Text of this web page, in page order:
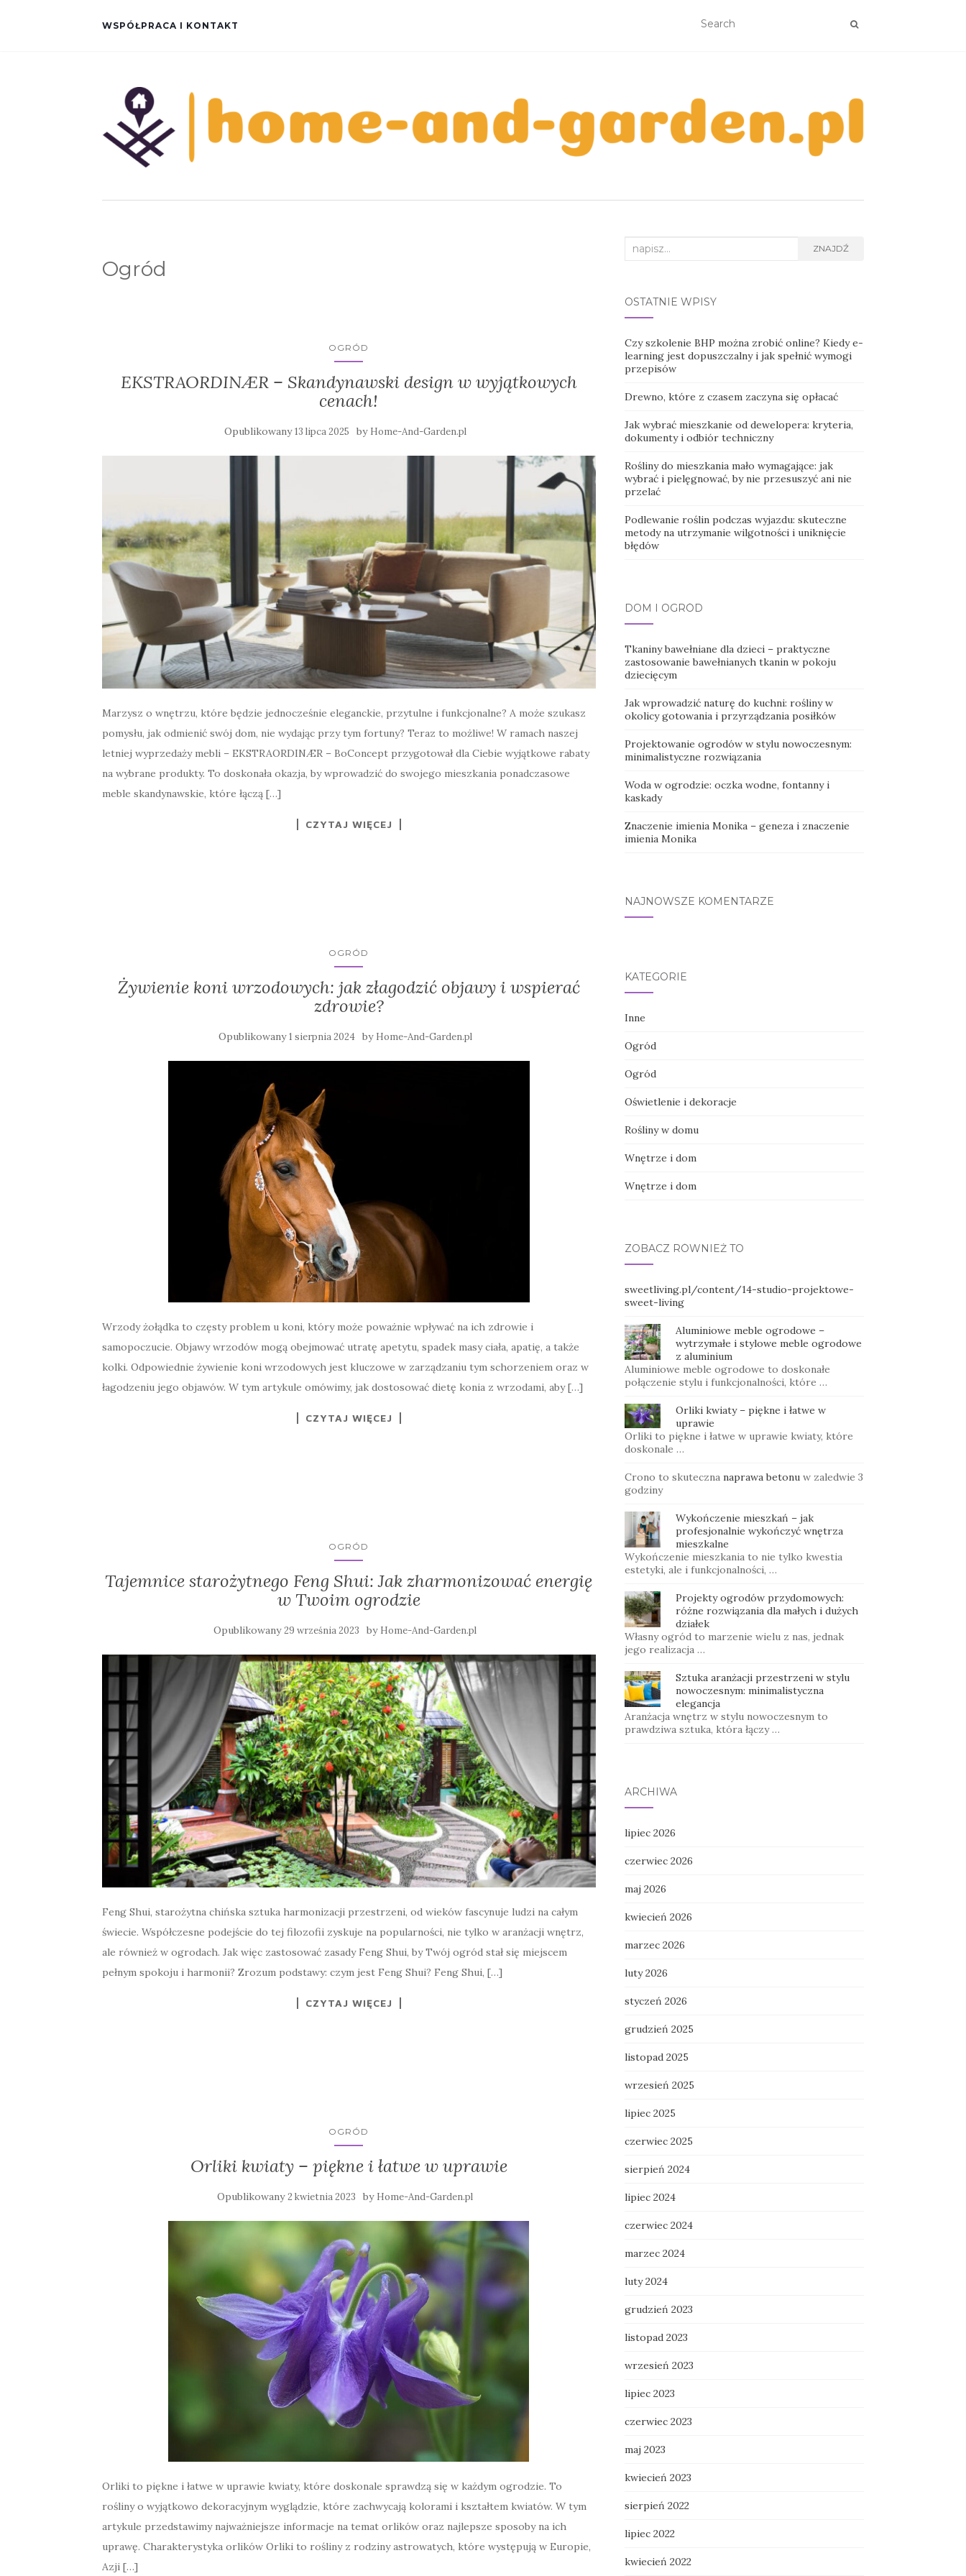
WSPÓŁPRACA I KONTAKT
Ogród
OGRÓD
EKSTRAORDINÆR – Skandynawski design w wyjątkowych
cenach!
Opublikowany13 lipca 2025 by Home-And-Garden.pl
Marzysz o wnętrzu, które będzie jednocześnie eleganckie, przytulne i funkcjonalne? A może szukasz
pomysłu, jak odmienić swój dom, nie wydając przy tym fortuny? Teraz to możliwe! W ramach naszej
letniej wyprzedaży mebli – EKSTRAORDINÆR – BoConcept przygotował dla Ciebie wyjątkowe rabaty
na wybrane produkty. To doskonała okazja, by wprowadzić do swojego mieszkania ponadczasowe
meble skandynawskie, które łączą […]
CZYTAJ WIĘCEJ
OGRÓD
Żywienie koni wrzodowych: jak złagodzić objawy i wspierać
zdrowie?
Opublikowany1 sierpnia 2024 by Home-And-Garden.pl
Wrzody żołądka to częsty problem u koni, który może poważnie wpływać na ich zdrowie i
samopoczucie. Objawy wrzodów mogą obejmować utratę apetytu, spadek masy ciała, apatię, a także
kolki. Odpowiednie żywienie koni wrzodowych jest kluczowe w zarządzaniu tym schorzeniem oraz w
łagodzeniu jego objawów. W tym artykule omówimy, jak dostosować dietę konia z wrzodami, aby […]
CZYTAJ WIĘCEJ
OGRÓD
Tajemnice starożytnego Feng Shui: Jak zharmonizować energię
w Twoim ogrodzie
Opublikowany29 września 2023 by Home-And-Garden.pl
Feng Shui, starożytna chińska sztuka harmonizacji przestrzeni, od wieków fascynuje ludzi na całym
świecie. Współczesne podejście do tej filozofii zyskuje na popularności, nie tylko w aranżacji wnętrz,
ale również w ogrodach. Jak więc zastosować zasady Feng Shui, by Twój ogród stał się miejscem
pełnym spokoju i harmonii? Zrozum podstawy: czym jest Feng Shui? Feng Shui, […]
CZYTAJ WIĘCEJ
OGRÓD
Orliki kwiaty – piękne i łatwe w uprawie
Opublikowany2 kwietnia 2023 by Home-And-Garden.pl
Orliki to piękne i łatwe w uprawie kwiaty, które doskonale sprawdzą się w każdym ogrodzie. To
rośliny o wyjątkowo dekoracyjnym wyglądzie, które zachwycają kolorami i kształtem kwiatów. W tym
artykule przedstawimy najważniejsze informacje na temat orlików oraz najlepsze sposoby na ich
uprawę. Charakterystyka orlików Orliki to rośliny z rodziny astrowatych, które występują w Europie,
Azji […]
Search
ZNAJDŹ
OSTATNIE WPISY
Czy szkolenie BHP można zrobić online? Kiedy e-
learning jest dopuszczalny i jak spełnić wymogi
przepisów
Drewno, które z czasem zaczyna się opłacać
Jak wybrać mieszkanie od dewelopera: kryteria,
dokumenty i odbiór techniczny
Rośliny do mieszkania mało wymagające: jak
wybrać i pielęgnować, by nie przesuszyć ani nie
przelać
Podlewanie roślin podczas wyjazdu: skuteczne
metody na utrzymanie wilgotności i uniknięcie
błędów
DOM I OGRÓD
Tkaniny bawełniane dla dzieci – praktyczne
zastosowanie bawełnianych tkanin w pokoju
dziecięcym
Jak wprowadzić naturę do kuchni: rośliny w
okolicy gotowania i przyrządzania posiłków
Projektowanie ogrodów w stylu nowoczesnym:
minimalistyczne rozwiązania
Woda w ogrodzie: oczka wodne, fontanny i
kaskady
Znaczenie imienia Monika – geneza i znaczenie
imienia Monika
NAJNOWSZE KOMENTARZE
KATEGORIE
Inne
Ogród
Ogród
Oświetlenie i dekoracje
Rośliny w domu
Wnętrze i dom
Wnętrze i dom
ZOBACZ RÓWNIEŻ TO
sweetliving.pl/content/14-studio-projektowe-
sweet-living
Aluminiowe meble ogrodowe –
wytrzymałe i stylowe meble ogrodowe
z aluminium
Aluminiowe meble ogrodowe to doskonałe
połączenie stylu i funkcjonalności, które …
Orliki kwiaty – piękne i łatwe w
uprawie
Orliki to piękne i łatwe w uprawie kwiaty, które
doskonale …
Crono to skuteczna naprawa betonuw zaledwie 3
godziny
Wykończenie mieszkań – jak
profesjonalnie wykończyć wnętrza
mieszkalne
Wykończenie mieszkania to nie tylko kwestia
estetyki, ale i funkcjonalności, …
Projekty ogrodów przydomowych:
różne rozwiązania dla małych i dużych
działek
Własny ogród to marzenie wielu z nas, jednak
jego realizacja …
Sztuka aranżacji przestrzeni w stylu
nowoczesnym: minimalistyczna
elegancja
Aranżacja wnętrz w stylu nowoczesnym to
prawdziwa sztuka, która łączy …
ARCHIWA
lipiec 2026
czerwiec 2026
maj 2026
kwiecień 2026
marzec 2026
luty 2026
styczeń 2026
grudzień 2025
listopad 2025
wrzesień 2025
lipiec 2025
czerwiec 2025
sierpień 2024
lipiec 2024
czerwiec 2024
marzec 2024
luty 2024
grudzień 2023
listopad 2023
wrzesień 2023
lipiec 2023
czerwiec 2023
maj 2023
kwiecień 2023
sierpień 2022
lipiec 2022
kwiecień 2022